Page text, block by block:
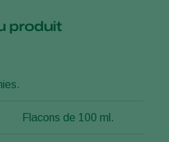
produit
Flacons de 100 ml.